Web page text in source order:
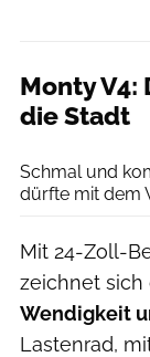
Monty
die Stadt
Schmal und
dürfte mit dem
Mit 24-Zoll-
zeichnet sich
Wendigkeit
Lastenrad,